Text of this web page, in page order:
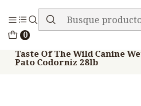
0
ENVIO GRATIS EN
Inicio
Taste Of The Wild Canine
Pato Codorniz 28lb